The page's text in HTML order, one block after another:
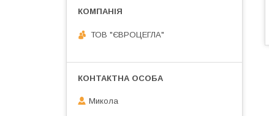
ТОВ "ЄВРОЦЕГЛА"
Микола